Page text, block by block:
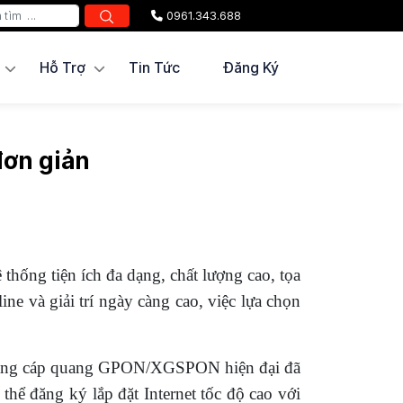
0961.343.688
Hỗ Trợ Tin Tức Đăng Ký
giản
tiện ích đa dạng, chất lượng cao, tọa
và giải trí ngày càng cao, việc lựa chọn
cáp quang GPON/XGSPON hiện đại đã
đăng ký lắp đặt Internet tốc độ cao với